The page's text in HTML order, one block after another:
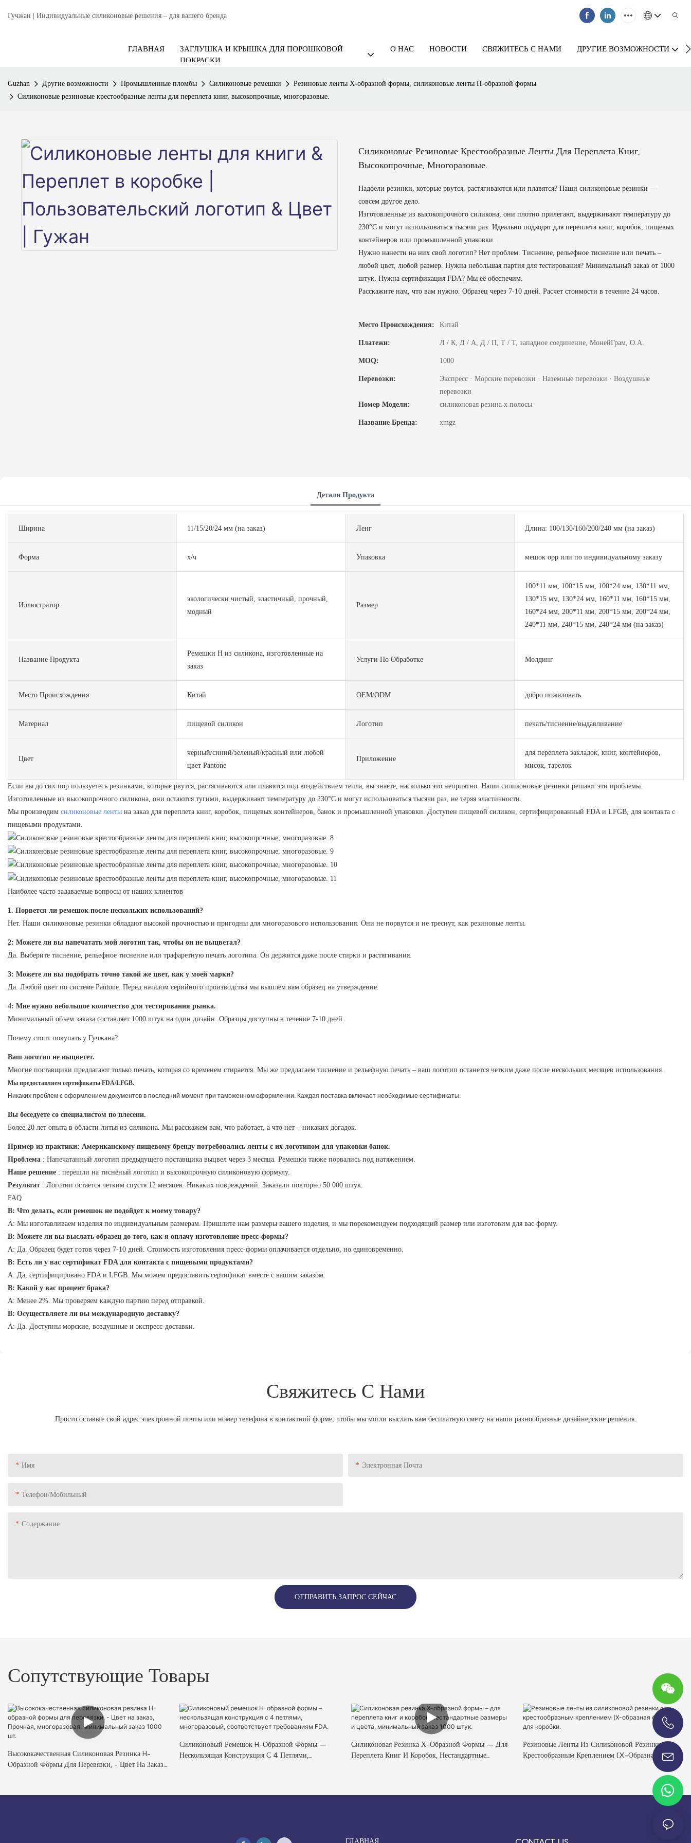
Гучжан | Индивидуальные силиконовые решения – для вашего бренда
ГЛАВНАЯ
ЗАГЛУШКА И КРЫШКА ДЛЯ ПОРОШКОВОЙ
ПОКРАСКИ
О НАС НОВОСТИ СВЯЖИТЕСЬ С НАМИ ДРУГИЕ ВОЗМОЖНОСТИ
Guzhan Другие возможности Промышленные пломбы Силиконовые ремешки
Резиновые ленты Х-образной формы, силиконовые ленты Н-образной формы
Силиконовые резиновые крестообразные ленты для переплета книг, высокопрочные, многоразовые.
Силиконовые Резиновые Крестообразные Ленты Для Переплета Книг,
Высокопрочные, Многоразовые.
Надоели резинки, которые рвутся, растягиваются или плавятся? Наши силиконовые резинки —
совсем другое дело.
Изготовленные из высокопрочного силикона, они плотно прилегают, выдерживают температуру до
230°C и могут использоваться тысячи раз. Идеально подходят для переплета книг, коробок, пищевых
контейнеров или промышленной упаковки.
Нужно нанести на них свой логотип? Нет проблем. Тиснение, рельефное тиснение или печать –
любой цвет, любой размер. Нужна небольшая партия для тестирования? Минимальный заказ от 1000
штук. Нужна сертификация FDA? Мы её обеспечим.
Расскажите нам, что вам нужно. Образец через 7-10 дней. Расчет стоимости в течение 24 часов.
Место Происхождения: Китай
Платежи: Л / К, Д / А, Д / П, Т / Т, западное соединение, МонейГрам, О.А.
MOQ: 1000
Перевозки:
Экспресс · Морские перевозки · Наземные перевозки · Воздушные
перевозки
Номер Модели:
силиконовая резина x полосы
Название Бренда: xmgz
Детали Продукта
Ширина 11/15/20/24 мм (на заказ) Ленг Длина: 100/130/160/200/240 мм (на заказ)
Форма х/ч Упаковка мешок opp или по индивидуальному заказу
Иллюстратор
экологически чистый, эластичный, прочный,
модный
Размер
100*11 мм, 100*15 мм, 100*24 мм, 130*11 мм,
130*15 мм, 130*24 мм, 160*11 мм, 160*15 мм,
160*24 мм, 200*11 мм, 200*15 мм, 200*24 мм,
240*11 мм, 240*15 мм, 240*24 мм (на заказ)
Название Продукта
Ремешки H из силикона, изготовленные на
заказ
Услуги По Обработке Молдинг
Место Происхождения Китай OEM/ODM добро пожаловать
Материал пищевой силикон Логотип печать/тиснение/выдавливание
Цвет
черный/синий/зеленый/красный или любой
цвет Pantone
Приложение
для переплета закладок, книг, контейнеров,
мисок, тарелок
Если вы до сих пор пользуетесь резинками, которые рвутся, растягиваются или плавятся под воздействием тепла, вы знаете, насколько это неприятно. Наши силиконовые резинки решают эти проблемы.
Изготовленные из высокопрочного силикона, они остаются тугими, выдерживают температуру до 230°C и могут использоваться тысячи раз, не теряя эластичности.
Мы производим силиконовые ленты на заказ для переплета книг, коробок, пищевых контейнеров, банок и промышленной упаковки. Доступен пищевой силикон, сертифицированный FDA и LFGB, для контакта с
пищевыми продуктами.
Наиболее часто задаваемые вопросы от наших клиентов
1. Порвется ли ремешок после нескольких использований?
Нет. Наши силиконовые резинки обладают высокой прочностью и пригодны для многоразового использования. Они не порвутся и не треснут, как резиновые ленты.
2: Можете ли вы напечатать мой логотип так, чтобы он не выцветал?
Да. Выберите тиснение, рельефное тиснение или трафаретную печать логотипа. Он держится даже после стирки и растягивания.
3: Можете ли вы подобрать точно такой же цвет, как у моей марки?
Да. Любой цвет по системе Pantone. Перед началом серийного производства мы вышлем вам образец на утверждение.
4: Мне нужно небольшое количество для тестирования рынка.
Минимальный объем заказа составляет 1000 штук на один дизайн. Образцы доступны в течение 7-10 дней.
Почему стоит покупать у Гучжана?
Ваш логотип не выцветет.
Многие поставщики предлагают только печать, которая со временем стирается. Мы же предлагаем тиснение и рельефную печать – ваш логотип останется четким даже после нескольких месяцев использования.
Мы предоставляем сертификаты FDA/LFGB.
Никаких проблем с оформлением документов в последний момент при таможенном оформлении. Каждая поставка включает необходимые сертификаты.
Вы беседуете со специалистом по плесени.
Более 20 лет опыта в области литья из силикона. Мы расскажем вам, что работает, а что нет – никаких догадок.
Пример из практики: Американскому пищевому бренду потребовались ленты с их логотипом для упаковки банок.
Проблема : Напечатанный логотип предыдущего поставщика выцвел через 3 месяца. Ремешки также порвались под натяжением.
Наше решение : перешли на тиснёный логотип и высокопрочную силиконовую формулу.
Результат : Логотип остается четким спустя 12 месяцев. Никаких повреждений. Заказали повторно 50 000 штук.
FAQ
В: Что делать, если ремешок не подойдет к моему товару?
А: Мы изготавливаем изделия по индивидуальным размерам. Пришлите нам размеры вашего изделия, и мы порекомендуем подходящий размер или изготовим для вас форму.
В: Можете ли вы выслать образец до того, как я оплачу изготовление пресс-формы?
А: Да. Образец будет готов через 7-10 дней. Стоимость изготовления пресс-формы оплачивается отдельно, но единовременно.
В: Есть ли у вас сертификат FDA для контакта с пищевыми продуктами?
А: Да, сертифицировано FDA и LFGB. Мы можем предоставить сертификат вместе с вашим заказом.
В: Какой у вас процент брака?
А: Менее 2%. Мы проверяем каждую партию перед отправкой.
В: Осуществляете ли вы международную доставку?
А: Да. Доступны морские, воздушные и экспресс-доставки.
Свяжитесь С Нами
Просто оставьте свой адрес электронной почты или номер телефона в контактной форме, чтобы мы могли выслать вам бесплатную смету на наши разнообразные дизайнерские решения.
Имя Электронная Почта
Телефон/Мобильный
Содержание
ОТПРАВИТЬ ЗАПРОС СЕЙЧАС
Сопутствующие Товары
Высококачественная Силиконовая Резинка H-
Образной Формы Для Перевязки, - Цвет На Заказ,
Силиконовый Ремешок H-Образной Формы –
Нескользящая Конструкция С 4 Петлями,
Силиконовая Резинка Х-Образной Формы – Для
Переплета Книг И Коробок, Нестандартные
Резиновые Ленты Из Силиконовой Резинки С
Крестообразным Креплением (X-Образная Форма)
ГЛАВНАЯ